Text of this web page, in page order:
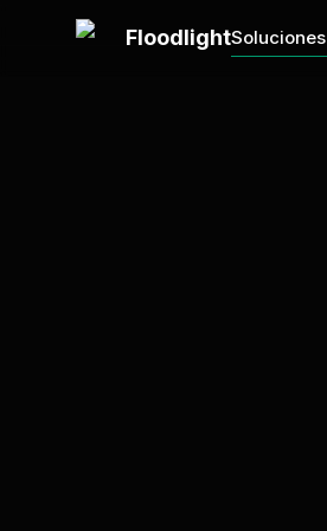
Saltar al contenido principal
FloodlightSoluciones